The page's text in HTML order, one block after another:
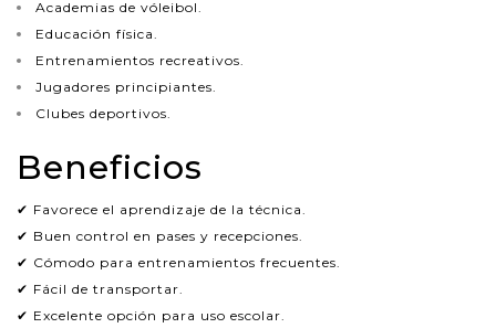
Academias de vóleibol.
Educación física.
Entrenamientos recreativos.
Jugadores principiantes.
Clubes deportivos.
Beneficios
✔ Favorece el aprendizaje de la técnica.
✔ Buen control en pases y recepciones.
✔ Cómodo para entrenamientos frecuentes.
✔ Fácil de transportar.
✔ Excelente opción para uso escolar.